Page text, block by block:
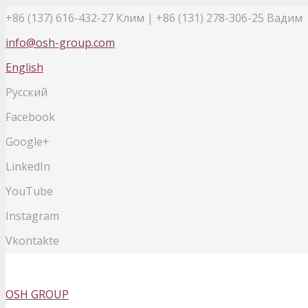
+86 (137) 616-432-27 Клим | +86 (131) 278-306-25 Вадим
info@osh-group.com
English
Русский
Facebook
Google+
LinkedIn
YouTube
Instagram
Vkontakte
OSH GROUP